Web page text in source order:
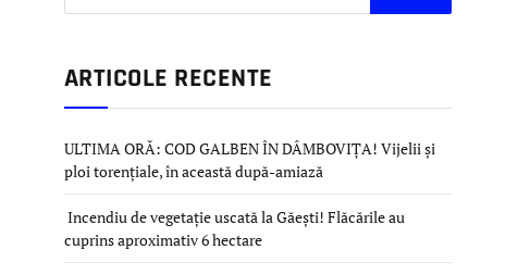
ARTICOLE RECENTE
ULTIMA ORĂ: COD GALBEN ÎN DÂMBOVIȚA! Vijelii și
ploi torențiale, în această după-amiază
Incendiu de vegetație uscată la Găești! Flăcările au
cuprins aproximativ 6 hectare